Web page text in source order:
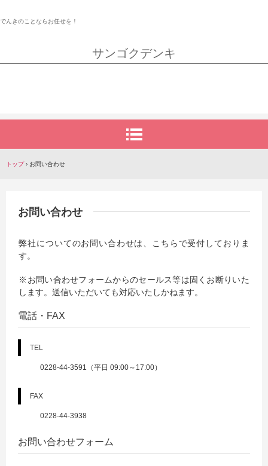
サンゴクデンキ
でんきのことならお任せを！
トップ › お問い合わせ
お問い合わせ
弊社についてのお問い合わせは、こちらで受付しておりま
す。
※お問い合わせフォームからのセールス等は固くお断りいた
します。送信いただいても対応いたしかねます。
電話・FAX
TEL
0228-44-3591（平日 09:00～17:00）
FAX
0228-44-3938
お問い合わせフォーム